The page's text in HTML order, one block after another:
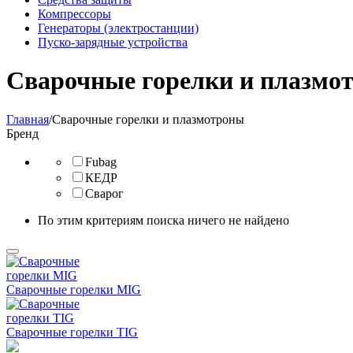
Компрессоры
Генераторы (электростанции)
Пуско-зарядные устройства
Сварочные горелки и
Главная/Сварочные горелки и плазмотроны
Бренд
Fubag
КЕДР
Сварог
По этим критериям поиска ничего не найдено
Сварочные горелки MIG
Сварочные горелки TIG